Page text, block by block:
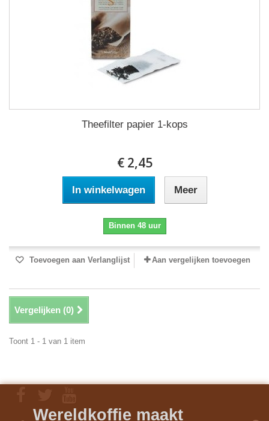
Theefilter papier 1-kops
€ 2,45
In winkelwagen Meer
Binnen 48 uur
Toevoegen aan Verlanglijst Aan vergelijken toevoegen
Vergelijken (0)
Toont 1 - 1 van 1 item
Wereldkoffie maakt